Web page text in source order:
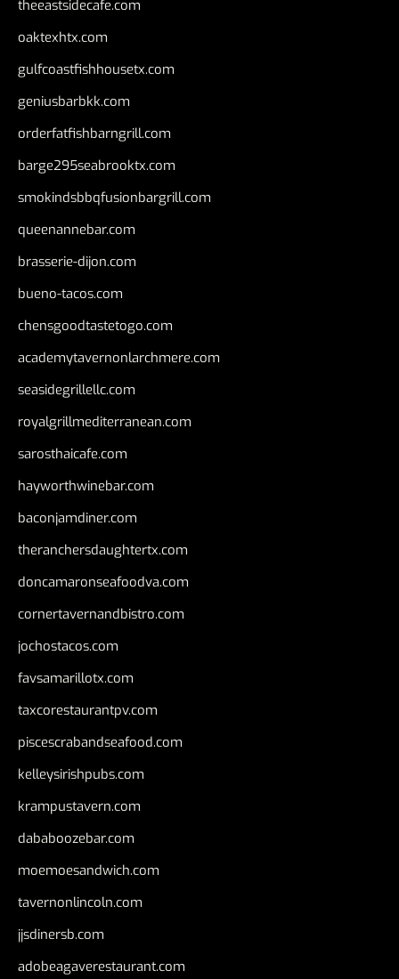
theeastsidecafe.com
oaktexhtx.com
gulfcoastfishhousetx.com
geniusbarbkk.com
orderfatfishbarngrill.com
barge295seabrooktx.com
smokindsbbqfusionbargrill.com
queenannebar.com
brasserie-dijon.com
bueno-tacos.com
chensgoodtastetogo.com
academytavernonlarchmere.com
seasidegrillellc.com
royalgrillmediterranean.com
sarosthaicafe.com
hayworthwinebar.com
baconjamdiner.com
theranchersdaughtertx.com
doncamaronseafoodva.com
cornertavernandbistro.com
jochostacos.com
favsamarillotx.com
taxcorestaurantpv.com
piscescrabandseafood.com
kelleysirishpubs.com
krampustavern.com
dababoozebar.com
moemoesandwich.com
tavernonlincoln.com
jjsdinersb.com
adobeagaverestaurant.com